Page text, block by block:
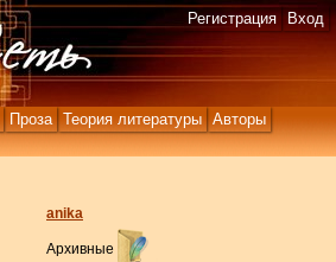
Проза Теория литературы
Авторы
Регистрация Вход
anika
Архивные